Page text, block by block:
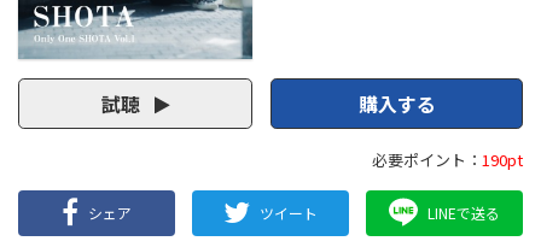
試聴 購入する
必要ポイント： 190pt
シェア ツイート LINEで送る